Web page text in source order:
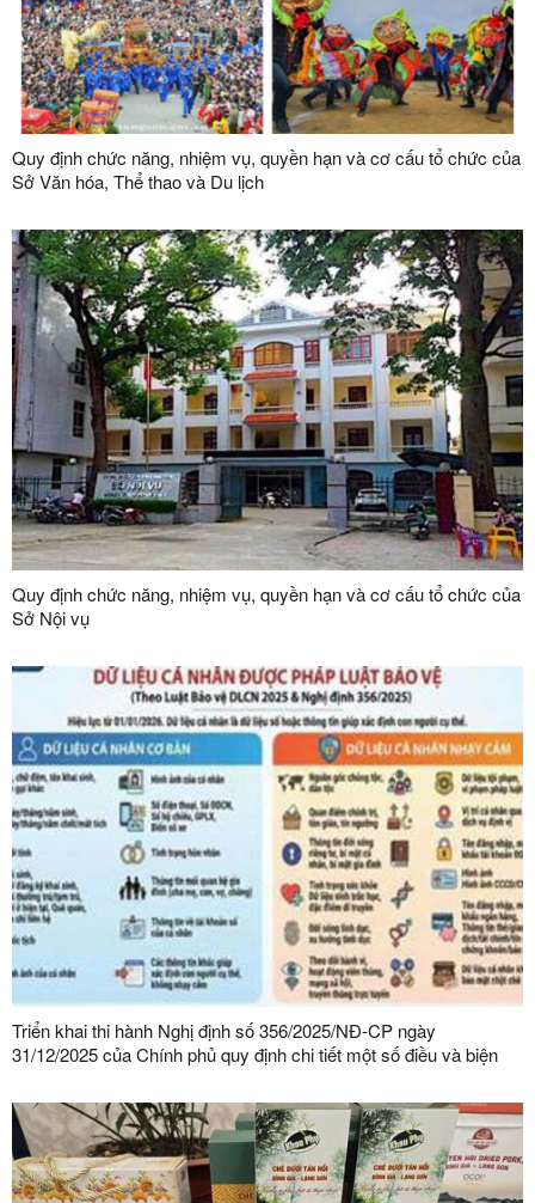
Quy định chức năng, nhiệm vụ, quyền hạn và cơ cấu tổ chức của
Sở Văn hóa, Thể thao và Du lịch
Quy định chức năng, nhiệm vụ, quyền hạn và cơ cấu tổ chức của
Sở Nội vụ
Triển khai thi hành Nghị định số 356/2025/NĐ-CP ngày
31/12/2025 của Chính phủ quy định chi tiết một số điều và biện
Sơn